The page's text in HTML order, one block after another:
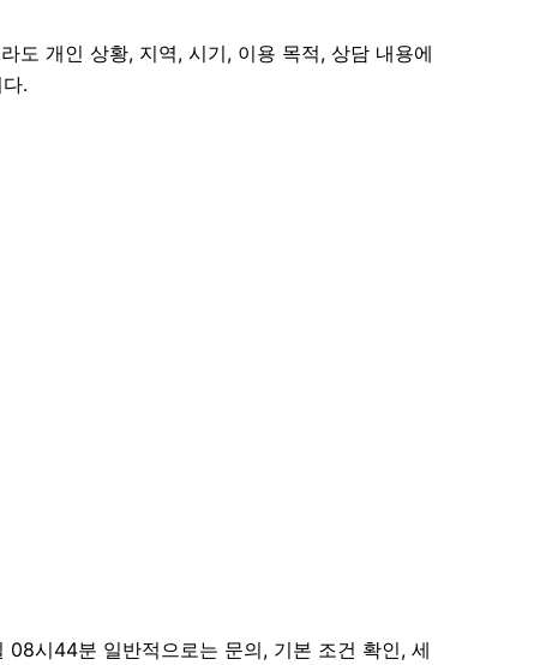
도 개인 상황, 지역, 시기, 이용 목적, 상담 내용에
.
시44분 일반적으로는 문의, 기본 조건 확인, 세